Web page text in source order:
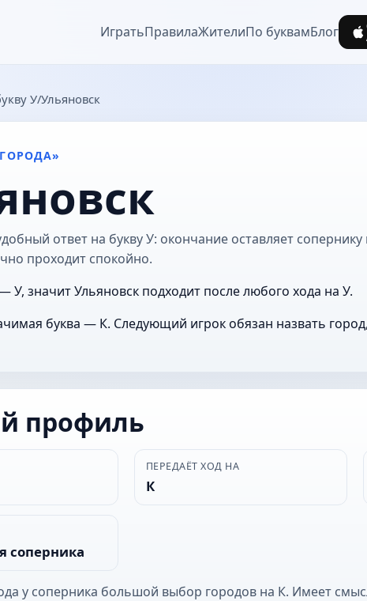
ИгратьПравилаЖителиПо буквамБлог
У Ульяновск
ответ на букву У: окончание оставляет
проходит спокойно.
У, значит Ульяновск подходит после любого хода на У.
буква — К. Следующий игрок обязан назвать
профиль
ПЕРЕДАЁТ ХОД НА
К
соперника
у соперника большой выбор городов на К. Имеет